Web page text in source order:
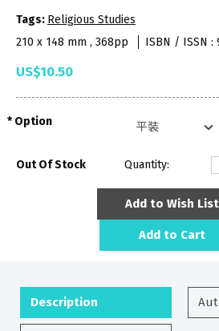
Tags: Religious Studies
210 x 148 mm , 368pp
ISBN / ISSN :
US$10.50
Option
Out Of Stock Quantity:
Add to Wish List
Add to Cart
Description